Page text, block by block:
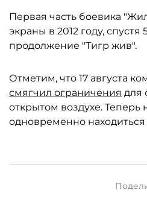
Первая часть боевика
экраны в 2012 году,
продолжение "Тигр жив".
Отметим, что 17 августа
смягчил ограничения для
открытом воздухе. Теперь
одновременно находиться